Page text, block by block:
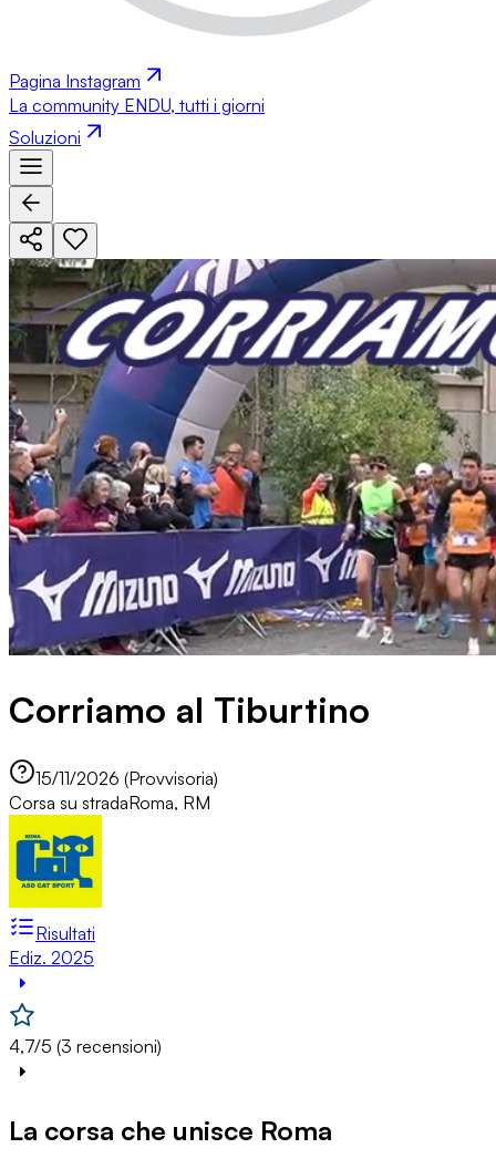
Pagina Instagram
La community ENDU, tutti i giorni
Soluzioni
Corriamo al Tiburtino
15/11/2026 (Provvisoria)
Corsa su stradaRoma, RM
Risultati
Ediz. 2025
4,7/5 (3 recensioni)
La corsa che unisce Roma